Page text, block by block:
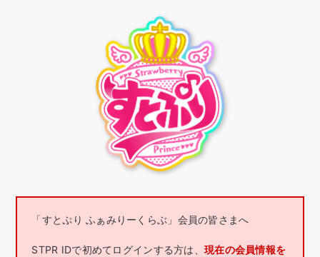
「すとぷり ふぁみりーくらぶ」会員の皆さまへ
STPR IDで初めてログインする方は、 現在の会員情報を